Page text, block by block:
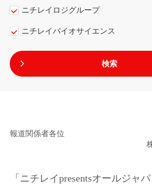
報道関係者各位
「ニチレイpresentsオールジャ
ニチレイロジグループ
ニチレイバイオサイエンス